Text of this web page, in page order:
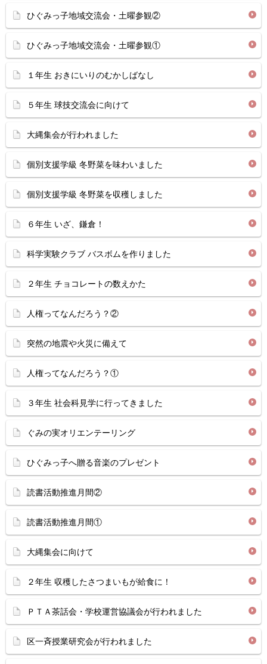
ひぐみっ子地域交流会・土曜参観②
ひぐみっ子地域交流会・土曜参観①
１年生 おきにいりのむかしばなし
５年生 球技交流会に向けて
大縄集会が行われました
個別支援学級 冬野菜を味わいました
個別支援学級 冬野菜を収穫しました
６年生 いざ、鎌倉！
科学実験クラブ バスボムを作りました
２年生 チョコレートの数えかた
人権ってなんだろう？②
突然の地震や火災に備えて
人権ってなんだろう？①
３年生 社会科見学に行ってきました
ぐみの実オリエンテーリング
ひぐみっ子へ贈る音楽のプレゼント
読書活動推進月間②
読書活動推進月間①
大縄集会に向けて
２年生 収穫したさつまいもが給食に！
ＰＴＡ茶話会・学校運営協議会が行われました
区一斉授業研究会が行われました